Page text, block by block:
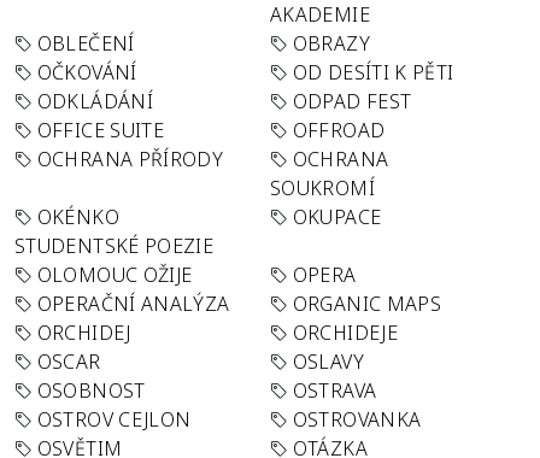
AKADEMIE
OBLEČENÍ
OBRAZY
OČKOVÁNÍ
OD DESÍTI K PĚTI
ODKLÁDÁNÍ
ODPAD FEST
OFFICE SUITE
OFFROAD
OCHRANA PŘÍRODY
OCHRANA
SOUKROMÍ
OKÉNKO
STUDENTSKÉ POEZIE
OKUPACE
OLOMOUC OŽIJE
OPERA
OPERAČNÍ ANALÝZA
ORGANIC MAPS
ORCHIDEJ
ORCHIDEJE
OSCAR
OSLAVY
OSOBNOST
OSTRAVA
OSTROV CEJLON
OSTROVANKA
OSVĚTIM
OTÁZKA